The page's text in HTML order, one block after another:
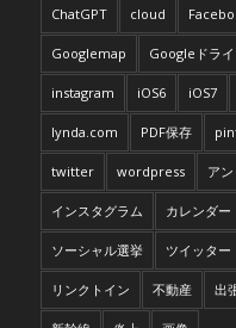
ChatGPT cloud
Googlemap Googleドラ
instagram iOS6 iOS7
lynda.com PDF保存
twitter wordpress ア
インスタグラム カレンダー
ソーシャル選挙 ツイッター
リンクトイン 不動産 出